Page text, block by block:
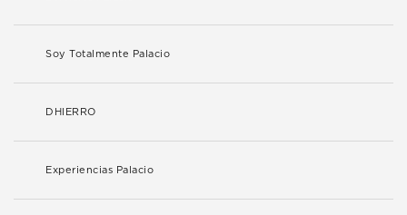
Soy Totalmente Palacio
DHIERRO
Experiencias Palacio